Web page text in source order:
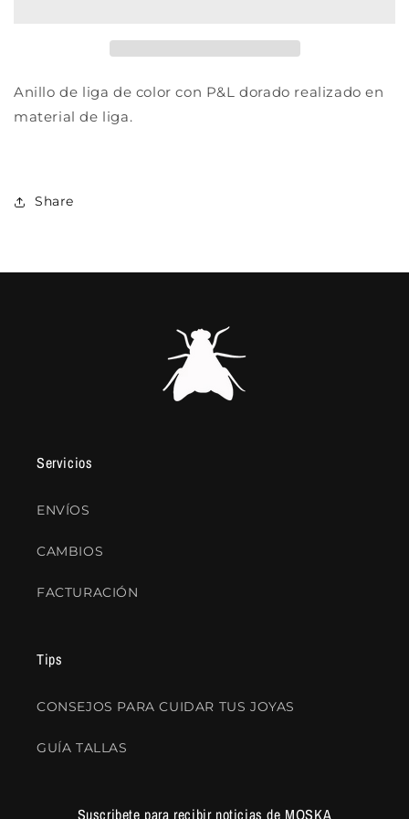
Anillo de liga de color con P&L dorado realizado en
material de liga.
Share
Servicios
ENVÍOS
CAMBIOS
FACTURACIÓN
Tips
CONSEJOS PARA CUIDAR TUS JOYAS
GUÍA TALLAS
Suscribete para recibir noticias de MOSKA